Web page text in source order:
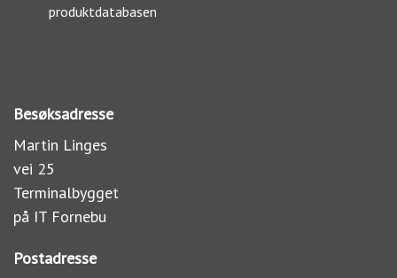
produktdatabasen
Besøksadresse
Martin Linges
vei 25
Terminalbygget
på IT Fornebu
Postadresse